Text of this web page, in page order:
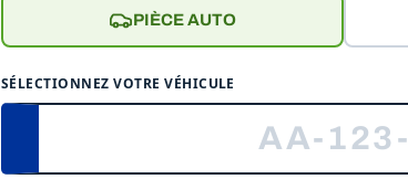
PIÈCE AUTO
SÉLECTIONNEZ VOTRE VÉHICULE